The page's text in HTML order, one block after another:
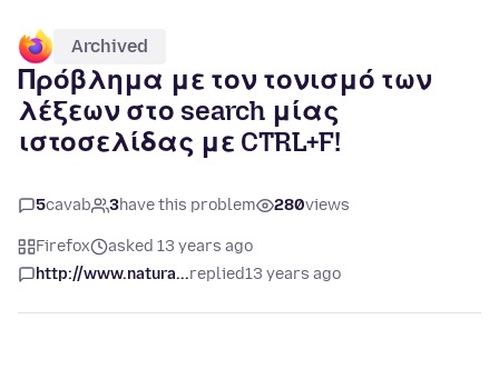
Archived
Πρόβλημα με τον τονισμό των
λέξεων στο search μίας
ιστοσελίδας με CTRL+F!
5cavab 3have this problem 280views
Firefox
asked 13 years ago
http://www.natura...replied13 years ago